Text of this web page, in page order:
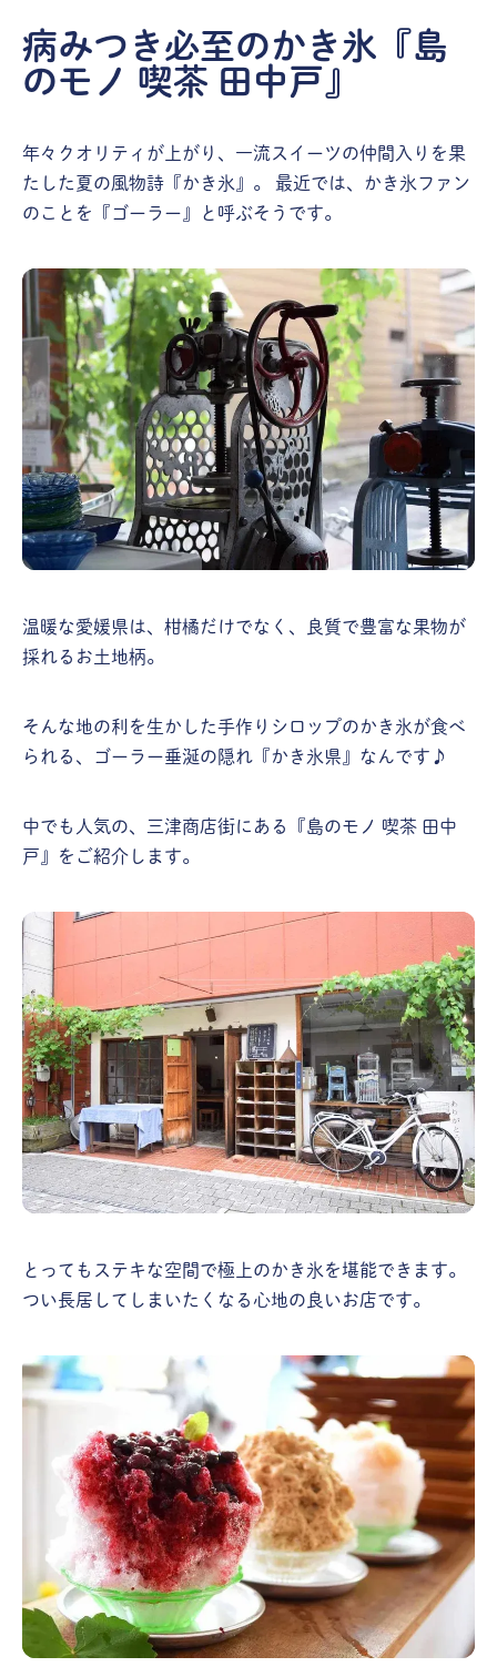
病みつき必至のかき氷『島
のモノ 喫茶 田中戸』
年々クオリティが上がり、一流スイーツの仲間入りを果
たした夏の風物詩『かき氷』。 最近では、かき氷ファン
のことを『ゴーラー』と呼ぶそうです。
温暖な愛媛県は、柑橘だけでなく、良質で豊富な果物が
採れるお土地柄。
そんな地の利を生かした手作りシロップのかき氷が食べ
られる、ゴーラー垂涎の隠れ『かき氷県』なんです♪
中でも人気の、三津商店街にある『島のモノ 喫茶 田中
戸』をご紹介します。
とってもステキな空間で極上のかき氷を堪能できます。
つい長居してしまいたくなる心地の良いお店です。